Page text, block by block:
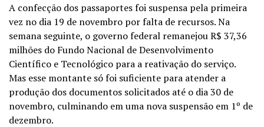
A confecção dos passaportes foi suspensa pela primeira
vez no dia 19 de novembro por falta de recursos. Na
semana seguinte, o governo federal remanejou R$ 37,36
milhões do Fundo Nacional de Desenvolvimento
Científico e Tecnológico para a reativação do serviço.
Mas esse montante só foi suficiente para atender a
produção dos documentos solicitados até o dia 30 de
novembro, culminando em uma nova suspensão em 1º de
dezembro.